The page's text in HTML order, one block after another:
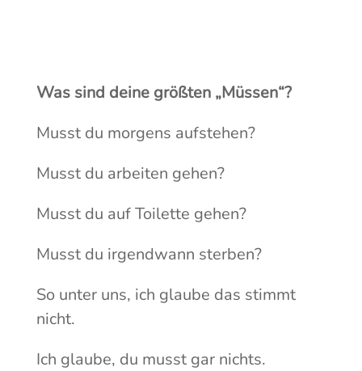
Was sind deine größten „Müssen“?
Musst du morgens aufstehen?
Musst du arbeiten gehen?
Musst du auf Toilette gehen?
Musst du irgendwann sterben?
So unter uns, ich glaube das stimmt
nicht.
Ich glaube, du musst gar nichts.